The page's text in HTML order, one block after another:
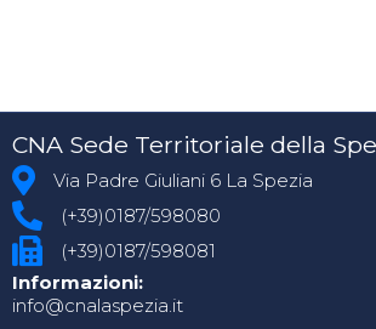
CNA Sede Territoriale della
Via Padre Giuliani 6 La Spezia
(+39)0187/598080
(+39)0187/598081
Informazioni:
info@cnalaspezia.it